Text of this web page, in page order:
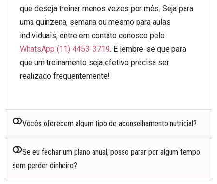
que deseja treinar menos vezes por mês. Seja para
uma quinzena, semana ou mesmo para aulas
individuais, entre em contato conosco pelo
WhatsApp (11) 4453-3719. E lembre-se que para
que um treinamento seja efetivo precisa ser
realizado frequentemente!
Vocês oferecem algum tipo de aconselhamento nutricial?
Se eu fechar um plano anual, posso parar por algum tempo
sem perder dinheiro?